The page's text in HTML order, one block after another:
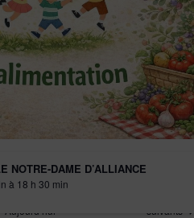
NOTRE-DAME D’ALLIANCE
à 18 h 30 min
Aujourd’hui suivants